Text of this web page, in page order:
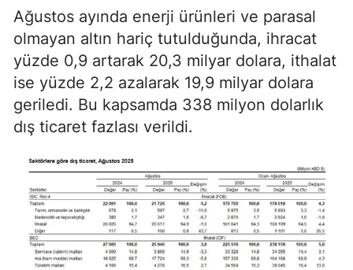
Ağustos ayında enerji ürünleri ve parasal
olmayan altın hariç tutulduğunda, ihracat
yüzde 0,9 artarak 20,3 milyar dolara, ithalat
ise yüzde 2,2 azalarak 19,9 milyar dolara
geriledi. Bu kapsamda 338 milyon dolarlık
dış ticaret fazlası verildi.